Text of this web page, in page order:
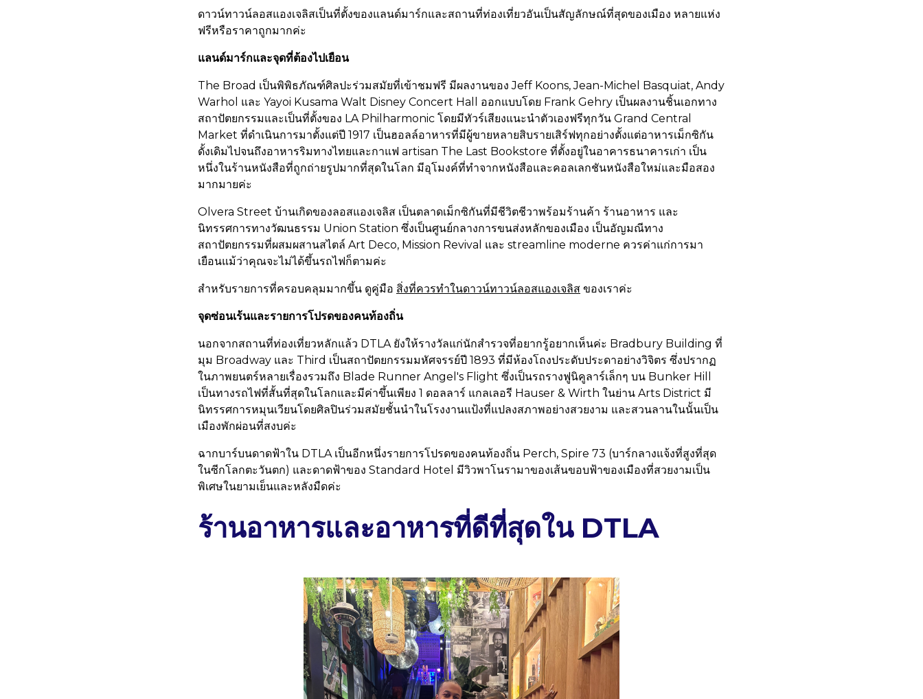
ดาวน์ทาวน์ลอสแองเจลิสเป็นที่ตั้งของแลนด์มาร์กและสถานที่ท่องเที่ยวอันเป็นสัญลักษณ์ที่สุดของเมือง หลายแห่ง
ฟรีหรือราคาถูกมากค่ะ
แลนด์มาร์กและจุดที่ต้องไปเยือน
The Broad เป็นพิพิธภัณฑ์ศิลปะร่วมสมัยที่เข้าชมฟรี มีผลงานของ Jeff Koons, Jean-Michel Basquiat, Andy
Warhol และ Yayoi Kusama Walt Disney Concert Hall ออกแบบโดย Frank Gehry เป็นผลงานชิ้นเอกทาง
สถาปัตยกรรมและเป็นที่ตั้งของ LA Philharmonic โดยมีทัวร์เสียงแนะนำตัวเองฟรีทุกวัน Grand Central
Market ที่ดำเนินการมาตั้งแต่ปี 1917 เป็นฮอลล์อาหารที่มีผู้ขายหลายสิบรายเสิร์ฟทุกอย่างตั้งแต่อาหารเม็กซิกัน
ดั้งเดิมไปจนถึงอาหารริมทางไทยและกาแฟ artisan The Last Bookstore ที่ตั้งอยู่ในอาคารธนาคารเก่า เป็น
หนึ่งในร้านหนังสือที่ถูกถ่ายรูปมากที่สุดในโลก มีอุโมงค์ที่ทำจากหนังสือและคอลเลกชันหนังสือใหม่และมือสอง
มากมายค่ะ
Olvera Street บ้านเกิดของลอสแองเจลิส เป็นตลาดเม็กซิกันที่มีชีวิตชีวาพร้อมร้านค้า ร้านอาหาร และ
นิทรรศการทางวัฒนธรรม Union Station ซึ่งเป็นศูนย์กลางการขนส่งหลักของเมือง เป็นอัญมณีทาง
สถาปัตยกรรมที่ผสมผสานสไตล์ Art Deco, Mission Revival และ streamline moderne ควรค่าแก่การมา
เยือนแม้ว่าคุณจะไม่ได้ขึ้นรถไฟก็ตามค่ะ
สำหรับรายการที่ครอบคลุมมากขึ้น ดูคู่มือ สิ่งที่ควรทำในดาวน์ทาวน์ลอสแองเจลิส ของเราค่ะ
จุดซ่อนเร้นและรายการโปรดของคนท้องถิ่น
นอกจากสถานที่ท่องเที่ยวหลักแล้ว DTLA ยังให้รางวัลแก่นักสำรวจที่อยากรู้อยากเห็นค่ะ Bradbury Building ที่
มุม Broadway และ Third เป็นสถาปัตยกรรมมหัศจรรย์ปี 1893 ที่มีห้องโถงประดับประดาอย่างวิจิตร ซึ่งปรากฏ
ในภาพยนตร์หลายเรื่องรวมถึง Blade Runner Angel's Flight ซึ่งเป็นรถรางฟูนิคูลาร์เล็กๆ บน Bunker Hill
เป็นทางรถไฟที่สั้นที่สุดในโลกและมีค่าขึ้นเพียง 1 ดอลลาร์ แกลเลอรี Hauser & Wirth ในย่าน Arts District มี
นิทรรศการหมุนเวียนโดยศิลปินร่วมสมัยชั้นนำในโรงงานแป้งที่แปลงสภาพอย่างสวยงาม และสวนลานในนั้นเป็น
เมืองพักผ่อนที่สงบค่ะ
ฉากบาร์บนดาดฟ้าใน DTLA เป็นอีกหนึ่งรายการโปรดของคนท้องถิ่น Perch, Spire 73 (บาร์กลางแจ้งที่สูงที่สุด
ในซีกโลกตะวันตก) และดาดฟ้าของ Standard Hotel มีวิวพาโนรามาของเส้นขอบฟ้าของเมืองที่สวยงามเป็น
พิเศษในยามเย็นและหลังมืดค่ะ
ร้านอาหารและอาหารที่ดีที่สุดใน DTLA